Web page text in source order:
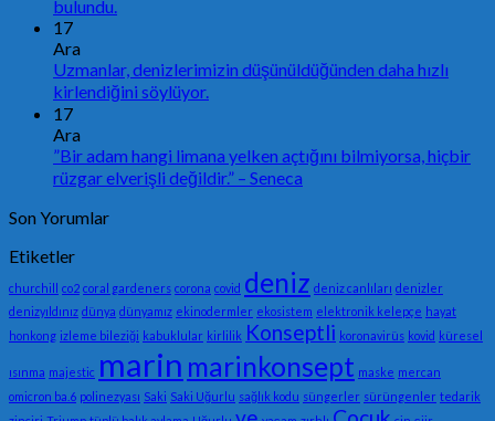
bulundu.
17
Ara
Uzmanlar, denizlerimizin düşünüldüğünden daha hızlı
kirlendiğini söylüyor.
17
Ara
”Bir adam hangi limana yelken açtığını bilmiyorsa, hiçbir
rüzgar elverişli değildir.” – Seneca
Son Yorumlar
Etiketler
churchill co2 coral gardeners corona covid deniz deniz canlıları denizler
denizyıldınız dünya dünyamız ekinodermler ekosistem elektronik kelepçe hayat
honkong izleme bileziği kabuklular kirlilik Konseptli koronavirüs kovid küresel
ısınma majestic marin marinkonsept maske mercan
omicron ba.6 polinezyası Saki Saki Uğurlu sağlık kodu süngerler sürüngenler tedarik